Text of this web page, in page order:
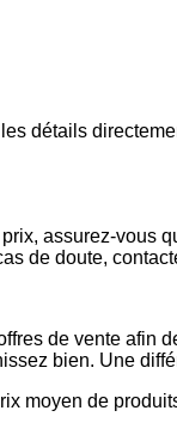
détails
assurez-vous
de doute,
de vente
bien. Une
moyen de